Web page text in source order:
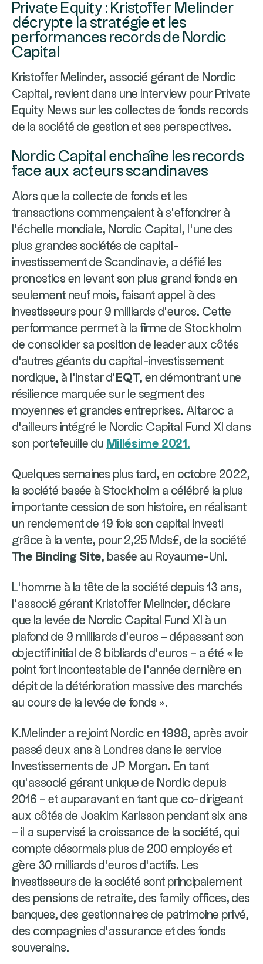
Private Equity : Kristoffer Melinder
décrypte la stratégie et les
performances records de Nordic
Capital
Kristoffer Melinder, associé gérant de Nordic
Capital, revient dans une interview pour Private
Equity News sur les collectes de fonds records
de la société de gestion et ses perspectives.
Nordic Capital enchaîne les records
face aux acteurs scandinaves
Alors que la collecte de fonds et les
transactions commençaient à s’effondrer à
l'échelle mondiale, Nordic Capital, l’une des
plus grandes sociétés de capital-
investissement de Scandinavie, a défié les
pronostics en levant son plus grand fonds en
seulement neuf mois, faisant appel à des
investisseurs pour 9 milliards d’euros. Cette
performance permet à la firme de Stockholm
de consolider sa position de leader aux côtés
d'autres géants du capital-investissement
nordique, à l'instar d' EQT, en démontrant une
résilience marquée sur le segment des
moyennes et grandes entreprises. Altaroc a
d’ailleurs intégré le Nordic Capital Fund XI dans
son portefeuille du Millésime 2021.
Quelques semaines plus tard, en octobre 2022,
la société basée à Stockholm a célébré la plus
importante cession de son histoire, en réalisant
un rendement de 19 fois son capital investi
grâce à la vente, pour 2,25 Mds£, de la société
The Binding Site, basée au Royaume-Uni.
L’homme à la tête de la société depuis 13 ans,
l’associé gérant Kristoffer Melinder, déclare
que la levée de Nordic Capital Fund XI à un
plafond de 9 milliards d’euros – dépassant son
objectif initial de 8 bibliards d’euros – a été « le
point fort incontestable de l’année dernière en
dépit de la détérioration massive des marchés
au cours de la levée de fonds ».
K.Melinder a rejoint Nordic en 1998, après avoir
passé deux ans à Londres dans le service
Investissements de JP Morgan. En tant
qu’associé gérant unique de Nordic depuis
2016 – et auparavant en tant que co-dirigeant
aux côtés de Joakim Karlsson pendant six ans
– il a supervisé la croissance de la société, qui
compte désormais plus de 200 employés et
gère 30 milliards d’euros d’actifs. Les
investisseurs de la société sont principalement
des pensions de retraite, des family offices, des
banques, des gestionnaires de patrimoine privé,
des compagnies d’assurance et des fonds
souverains.